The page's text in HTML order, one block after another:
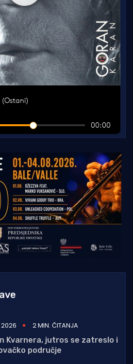
2 MIN. ČITANJA
Kvarnera, jutros se zatreslo i
područje